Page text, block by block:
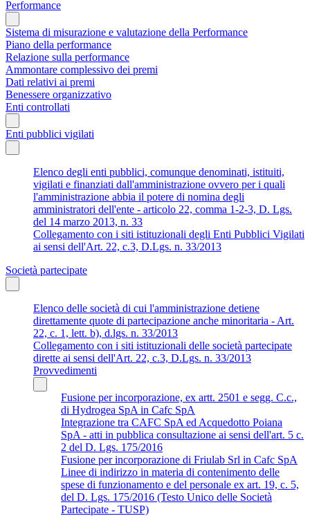
Performance
Sistema di misurazione e valutazione della Performance
Piano della performance
Relazione sulla performance
Ammontare complessivo dei premi
Dati relativi ai premi
Benessere organizzativo
Enti controllati
Enti pubblici vigilati
Elenco degli enti pubblici, comunque denominati, istituiti,
vigilati e finanziati dall'amministrazione ovvero per i quali
l'amministrazione abbia il potere di nomina degli
amministratori dell'ente - articolo 22, comma 1-2-3, D. Lgs.
del 14 marzo 2013, n. 33
Collegamento con i siti istituzionali degli Enti Pubblici Vigilati
ai sensi dell'Art. 22, c.3, D.Lgs. n. 33/2013
Società partecipate
Elenco delle società di cui l'amministrazione detiene
direttamente quote di partecipazione anche minoritaria - Art.
22, c. 1, lett. b), d.lgs. n. 33/2013
Collegamento con i siti istituzionali delle società partecipate
dirette ai sensi dell'Art. 22, c.3, D.Lgs. n. 33/2013
Provvedimenti
Fusione per incorporazione, ex artt. 2501 e segg. C.c.,
di Hydrogea SpA in Cafc SpA
Integrazione tra CAFC SpA ed Acquedotto Poiana
SpA - atti in pubblica consultazione ai sensi dell'art. 5 c.
2 del D. Lgs. 175/2016
Fusione per incorporazione di Friulab Srl in Cafc SpA
Linee di indirizzo in materia di contenimento delle
spese di funzionamento e del personale ex art. 19, c. 5,
del D. Lgs. 175/2016 (Testo Unico delle Società
Partecipate - TUSP)